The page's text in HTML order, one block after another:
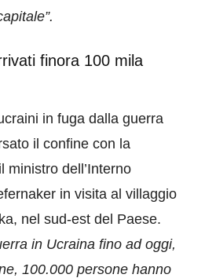
finora 100 mila
in fuga dalla guerra
il confine con la
ministro dell’Interno
in visita al villaggio
nel sud-est del Paese.
in Ucraina fino ad oggi,
100.000 persone hanno